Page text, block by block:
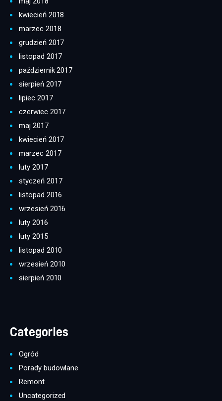
kwiecień 2018
marzec 2018
grudzień 2017
listopad 2017
październik 2017
sierpień 2017
lipiec 2017
czerwiec 2017
maj 2017
kwiecień 2017
marzec 2017
luty 2017
styczeń 2017
listopad 2016
wrzesień 2016
luty 2016
luty 2015
listopad 2010
wrzesień 2010
sierpień 2010
Categories
Ogród
Porady budowlane
Remont
Uncategorized